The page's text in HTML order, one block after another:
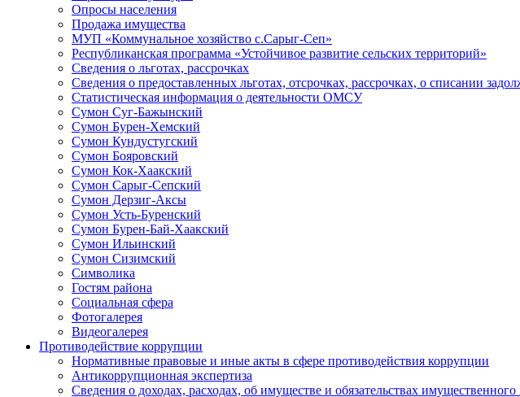
Опросы населения
Продажа имущества
МУП «Коммунальное хозяйство с.Сарыг-Сеп»
Республиканская программа «Устойчивое развитие сельских территорий»
Сведения о льготах, рассрочках
Сведения о предоставленных льготах, отсрочках, рассрочках, о списании
Статистическая информация о деятельности ОМСУ
Сумон Суг-Бажынский
Сумон Бурен-Хемский
Сумон Кундустугский
Сумон Бояровский
Сумон Кок-Хаакский
Сумон Сарыг-Сепский
Сумон Дерзиг-Аксы
Сумон Усть-Буренский
Сумон Бурен-Бай-Хаакский
Сумон Ильинский
Сумон Сизимский
Символика
Гостям района
Социальная сфера
Фотогалерея
Видеогалерея
Противодействие коррупции
Нормативные правовые и иные акты в сфере противодействия коррупции
Антикоррупционная экспертиза
Сведения о доходах, расходах, об имуществе и обязательствах имущественного